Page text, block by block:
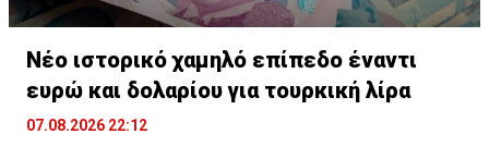
Νέο ιστορικό χαμηλό επίπεδο έναντι
ευρώ και δολαρίου για τουρκική λίρα
07.08.2026 22:12